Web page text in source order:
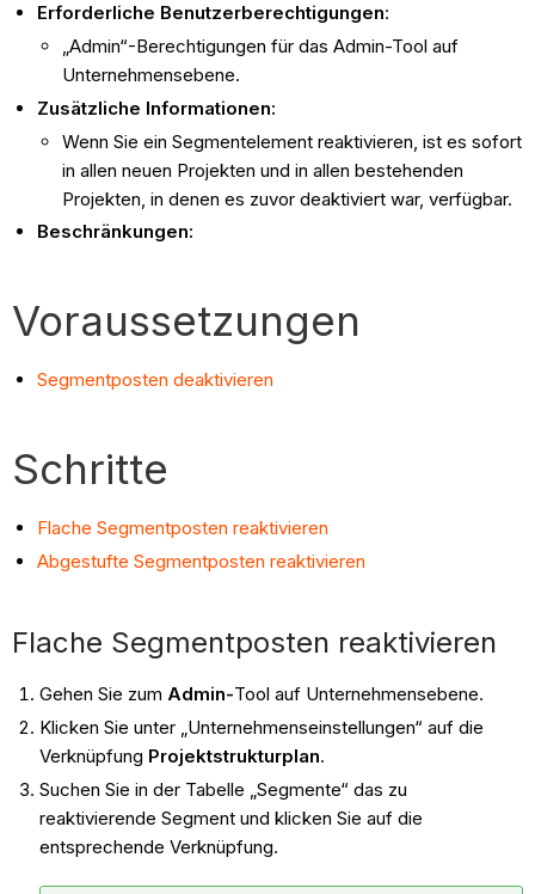
Erforderliche Benutzerberechtigungen:
„Admin“-Berechtigungen für das Admin-Tool auf
Unternehmensebene.
Zusätzliche Informationen:
Wenn Sie ein Segmentelement reaktivieren, ist es sofort
in allen neuen Projekten und in allen bestehenden
Projekten, in denen es zuvor deaktiviert war, verfügbar.
Beschränkungen:
Voraussetzungen
Segmentposten deaktivieren
Schritte
Flache Segmentposten reaktivieren
Abgestufte Segmentposten reaktivieren
Flache Segmentposten reaktivieren
Gehen Sie zum Admin-Tool auf Unternehmensebene.
Klicken Sie unter „Unternehmenseinstellungen“ auf die
Verknüpfung Projektstrukturplan.
Suchen Sie in der Tabelle „Segmente“ das zu
reaktivierende Segment und klicken Sie auf die
entsprechende Verknüpfung.